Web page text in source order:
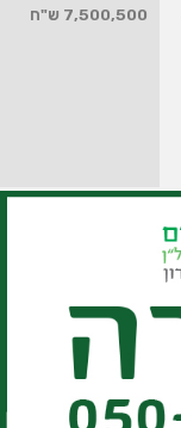
7,500,500 ש"ח